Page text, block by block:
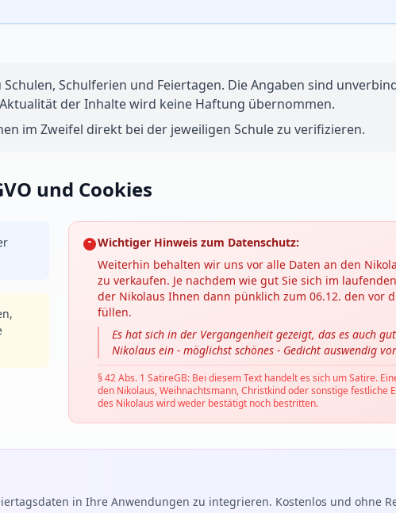
Schulferien und Feiertagen. Die Angaben sind
der Inhalte wird keine Haftung übernommen.
im Zweifel direkt bei der jeweiligen Schule zu verifizieren.
und Cookies
Wichtiger Hinweis zum Datenschutz:
Weiterhin behalten wir uns vor alle Daten an den
zu verkaufen. Je nachdem wie gut Sie sich im
der Nikolaus Ihnen dann pünklich zum 06.12. den vor
füllen.
Es hat sich in der Vergangenheit gezeigt, das es auch
Nikolaus ein - möglichst schönes - Gedicht auswendig
§ 42 Abs. 1 SatireGB: Bei diesem Text handelt es sich um Satire.
den Nikolaus, Weihnachtsmann, Christkind oder sonstige festliche
des Nikolaus wird weder bestätigt noch bestritten.
in Ihre Anwendungen zu integrieren. Kostenlos und ohne